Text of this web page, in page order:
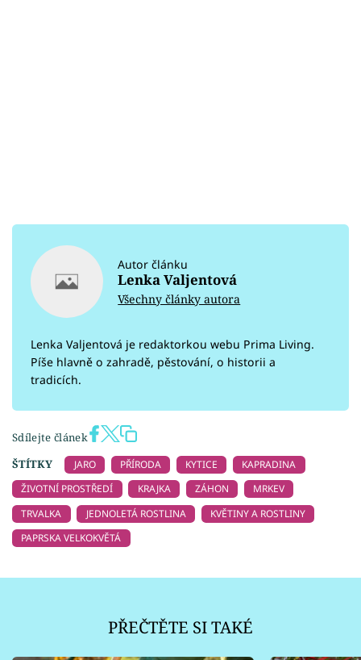
Autor článku
Lenka Valjentová
Všechny články autora
Lenka Valjentová je redaktorkou webu Prima Living.
Píše hlavně o zahradě, pěstování, o historii a
tradicích.
Sdílejte článek
ŠTÍTKY
JARO PŘÍRODA KYTICE
KAPRADINA
ŽIVOTNÍ PROSTŘEDÍ
KRAJKA ZÁHON
MRKEV
TRVALKA
JEDNOLETÁ ROSTLINA
KVĚTINY A ROSTLINY
PAPRSKA VELKOKVĚTÁ
PŘEČTĚTE SI TAKÉ